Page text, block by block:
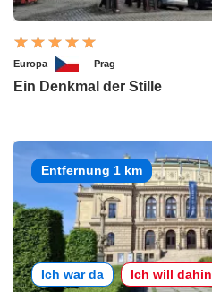
Europa Prag
Ein Denkmal der Stille
Entfernung 1 km
Ich war da Ich will dahin